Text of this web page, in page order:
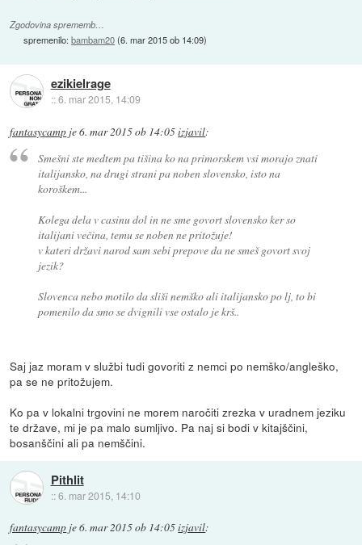
Zgodovina sprememb…
spremenilo:bambam20(6. mar 2015 ob 14:09)
ezikielrage
::6. mar 2015, 14:09
fantasycamp je6. mar 2015 ob 14:05izjavil:
Smešni ste medtem pa tišina ko na primorskem vsi morajo znati
italijansko, na drugi strani pa noben slovensko, isto na
koroškem...
Kolega dela v casinu dol in ne sme govort slovensko ker so
italijani večina, temu se noben ne pritožuje!
v kateri državi narod sam sebi prepove da ne smeš govort svoj
jezik?
Slovenca nebo motilo da sliši nemško ali italijansko po lj, to bi
pomenilo da smo se dvignili vse ostalo je krš..
Saj jaz moram v službi tudi govoriti z nemci po nemško/angleško,
pa se ne pritožujem.
Ko pa v lokalni trgovini ne morem naročiti zrezka v uradnem jeziku
te države, mi je pa malo sumljivo. Pa naj si bodi v kitajščini,
bosanščini ali pa nemščini.
Pithlit
::6. mar 2015, 14:10
fantasycamp je6. mar 2015 ob 14:05izjavil: